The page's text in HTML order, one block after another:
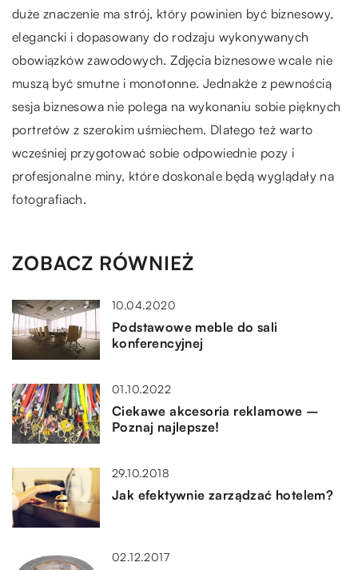
duże znaczenie ma strój, który powinien być biznesowy,
elegancki i dopasowany do rodzaju wykonywanych
obowiązków zawodowych. Zdjęcia biznesowe wcale nie
muszą być smutne i monotonne. Jednakże z pewnością
sesja biznesowa nie polega na wykonaniu sobie pięknych
portretów z szerokim uśmiechem. Dlatego też warto
wcześniej przygotować sobie odpowiednie pozy i
profesjonalne miny, które doskonale będą wyglądały na
fotografiach.
ZOBACZ RÓWNIEŻ
10.04.2020
Podstawowe meble do sali
konferencyjnej
01.10.2022
Ciekawe akcesoria reklamowe –
Poznaj najlepsze!
29.10.2018
Jak efektywnie zarządzać hotelem?
02.12.2017